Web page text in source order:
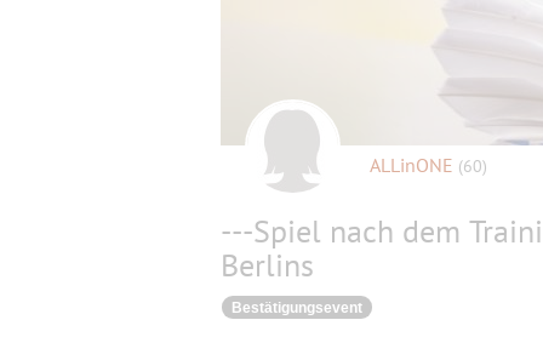
ALLinONE (60)
---Spiel nach dem
Berlins
Bestätigungsevent